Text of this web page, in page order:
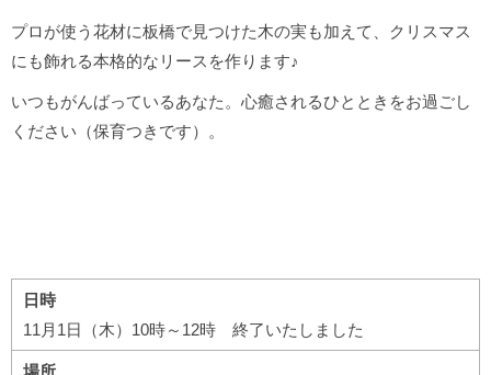
プロが使う花材に板橋で見つけた木の実も加えて、クリスマス
にも飾れる本格的なリースを作ります♪
いつもがんばっているあなた。心癒されるひとときをお過ごし
ください（保育つきです）。
日時
11月1日（木）10時～12時 終了いたしました
場所